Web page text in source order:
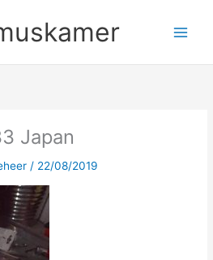
Japan
/ 22/08/2019